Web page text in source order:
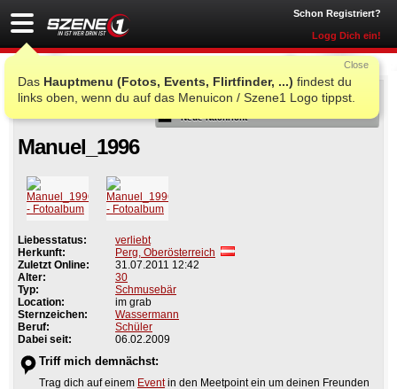
Schon Registriert?
Logg Dich ein!
Das Hauptmenu (Fotos, Events, Flirtfinder, ...) findest du
links oben, wenn du auf das Menuicon / Szene1 Logo tippst.
Close
Als Freund
Neue Nachricht
Manuel_1996
Liebesstatus:
verliebt
Herkunft:
Perg, Oberösterreich
Zuletzt Online:
31.07.2011 12:42
Alter:
30
Typ:
Schmusebär
Location:
im grab
Sternzeichen:
Wassermann
Beruf:
Schüler
Dabei seit:
06.02.2009
Triff mich demnächst:
Trag dich auf einem Eventin den Meetpoint ein um deinen Freunden